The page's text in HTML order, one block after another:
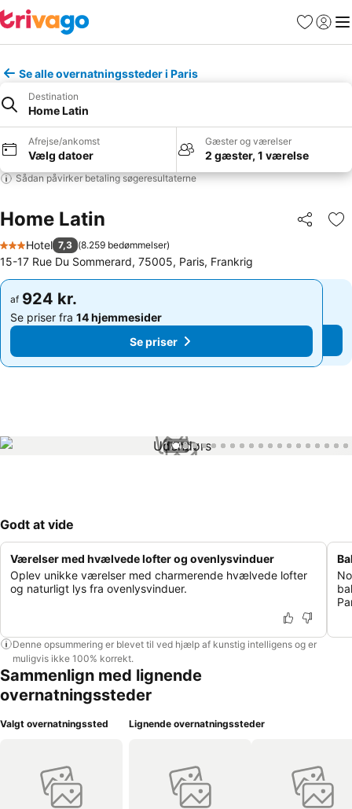
Favoritter
Log ind
Se alle overnatningssteder i Paris
Destination
Home Latin
Afrejse/ankomst
Vælg datoer
Gæster og værelser
2 gæster, 1 værelse
Sådan påvirker betaling søgeresultaterne
Home Latin Del
3 Stjerner
Hotel 7,3 (8.259 bedømmelser)
15-17 Rue Du Sommerard, 75005, Paris, Frankrig
af 924 kr.
Se priser fra 14 hjemmesider
Se priser
af 924 kr.
Se priser fra 14 hjemmesider
Se priser
1 / 43
Godt at vide
Værelser med hvælvede lofter og ovenlysvinduer
Oplev unikke værelser med charmerende hvælvede lofter
og naturligt lys fra ovenlysvinduer.
Denne opsummering er blevet til ved hjælp af kunstig intelligens og er
muligvis ikke 100% korrekt.
Sammenlign med lignende
overnatningssteder
Valgt overnatningssted Lignende overnatningssteder